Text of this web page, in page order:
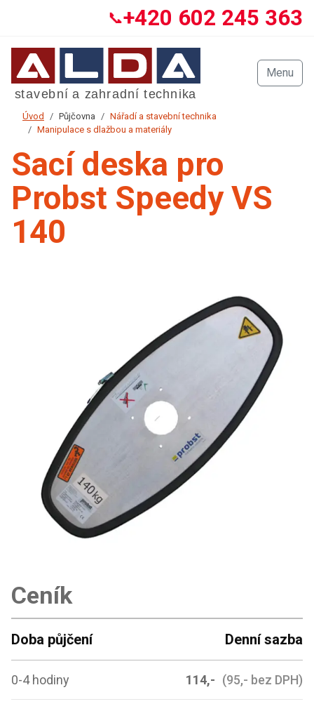
📞+420 602 245 363
Menu
Úvod Půjčovna
Nářadí a stavební technika
Manipulace s dlažbou a materiály
Sací deska pro
Probst Speedy VS
140
Ceník
Doba půjčení Denní sazba
0-4 hodiny 114,- (95,- bez DPH)